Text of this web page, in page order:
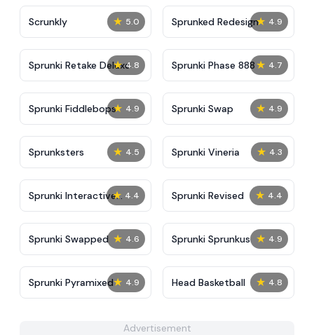
★ 5.0
Scrunkly ★ 4.9
Sprunked Redesign
★ 4.8
Sprunki Retake Deluxe ★ 4.7
Sprunki Phase 888
★ 4.9
Sprunki Fiddlebops ★ 4.9
Sprunki Swap
★ 4.5
Sprunksters ★ 4.3
Sprunki Vineria
★ 4.4
Sprunki Interactive
Tunner
★ 4.4
Sprunki Revised
★ 4.6
Sprunki Swapped ★ 4.9
Sprunki Sprunkus
★ 4.9
Sprunki Pyramixed ★ 4.8
Head Basketball
Advertisement